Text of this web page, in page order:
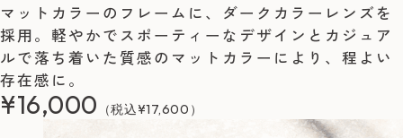
マットカラーのフレームに、ダークカラーレンズを
採用。軽やかでスポーティーなデザインとカジュア
ルで落ち着いた質感のマットカラーにより、程よい
存在感に。
¥16,000 （税込¥17,600）